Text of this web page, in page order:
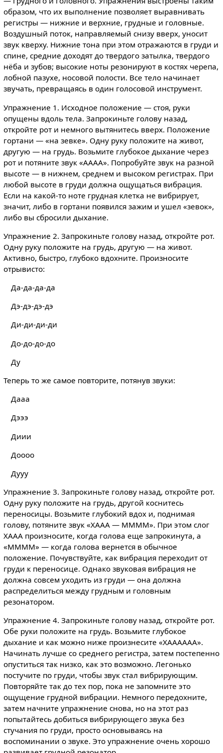
образом, что их выполнение позволяет выравнивать
регистры — нижние и верхние, грудные и головные.
Воздушный поток, направляемый снизу вверх, уносит
звук кверху. Нижние тона при этом отражаются в груди и
спине, средние доходят до твердого затылка, твердого
нёба и зубов; высокие ноты резонируют в костях черепа,
лобной пазухе, носовой полости. Все тело начинает
звучать, превращаясь в один голосовой инструмент.
Упражнение 1. Исходное положение — стоя, руки
опущены вдоль тела. Запрокиньте голову назад,
откройте рот и немного вытянитесь вверх. Положение
гортани — «на зевке». Одну руку положите на живот,
другую — на грудь. Возьмите глубокое дыхание через
рот и потяните звук «АААА». Попробуйте звук на разной
высоте — в нижнем, среднем и высоком регистрах. При
любой высоте в груди должна ощущаться вибрация.
Если на какой-то ноте грудная клетка не вибрирует,
значит, либо в гортани появился зажим и ушел «зевок»,
либо вы сбросили дыхание.
Упражнение 2. Запрокиньте голову назад, откройте рот.
Одну руку положите на грудь, другую — на живот.
Активно, быстро, глубоко вдохните. Произносите
отрывисто:
Да-да-да-да
Дэ-дэ-дэ-дэ
Ди-ди-ди-ди
До-до-до-до
Ду
Теперь то же самое повторите, потянув звуки:
Дааа
Дэээ
Диии
Доооо
Дууу
Упражнение 3. Запрокиньте голову назад, откройте рот.
Одну руку положите на грудь, другой коснитесь
переносицы. Возьмите глубокий вдох и, поднимая
голову, потяните звук «ХААА — ММММ». При этом слог
ХААА произносите, когда голова еще запрокинута, а
«ММММ» — когда голова вернется в обычное
положение. Почувствуйте, как вибрация переходит от
груди к переносице. Однако звуковая вибрация не
должна совсем уходить из груди — она должна
распределиться между грудным и головным
резонатором.
Упражнение 4. Запрокиньте голову назад, откройте рот.
Обе руки положите на грудь. Возьмите глубокое
дыхание и как можно ниже произнесите «ХАААААА».
Начинать лучше со среднего регистра, затем постепенно
опуститься так низко, как это возможно. Легонько
постучите по груди, чтобы звук стал вибрирующим.
Повторяйте так до тех пор, пока не запомните это
ощущение грудной вибрации. Немного передохните,
затем начните упражнение снова, но на этот раз
попытайтесь добиться вибрирующего звука без
стучания по груди, просто основываясь на
воспоминании о звуке. Это упражнение очень хорошо